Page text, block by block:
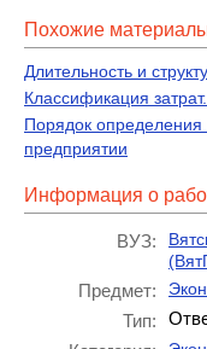
Похожие
Длительность и
Классификация
Порядок определения
предприятии
Информация о
ВУЗ:
Предмет:
Тип: